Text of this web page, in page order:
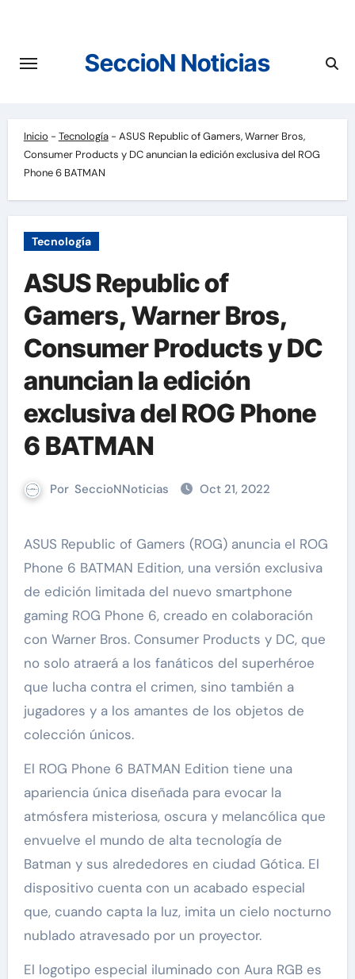
contenido
SeccioN Noticias
Inicio - Tecnología- ASUS Republic of Gamers, Warner Bros,
Consumer Products y DC anuncian la edición exclusiva del ROG
Phone 6 BATMAN
Tecnología
ASUS Republic of
Gamers, Warner Bros,
Consumer Products y DC
anuncian la edición
exclusiva del ROG Phone
6 BATMAN
Por SeccioNNoticias Oct 21, 2022
ASUS Republic of Gamers (ROG) anuncia el ROG
Phone 6 BATMAN Edition, una versión exclusiva
de edición limitada del nuevo smartphone
gaming ROG Phone 6, creado en colaboración
con Warner Bros. Consumer Products y DC, que
no solo atraerá a los fanáticos del superhéroe
que lucha contra el crimen, sino también a
jugadores y a los amantes de los objetos de
colección únicos.
El ROG Phone 6 BATMAN Edition tiene una
apariencia única diseñada para evocar la
atmósfera misteriosa, oscura y melancólica que
envuelve el mundo de alta tecnología de
Batman y sus alrededores en ciudad Gótica. El
dispositivo cuenta con un acabado especial
que, cuando capta la luz, imita un cielo nocturno
nublado atravesado por un proyector.
El logotipo especial iluminado con Aura RGB es